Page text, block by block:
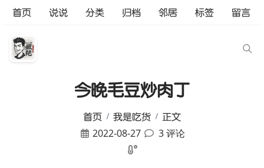
首页 说说 分类 归档 邻居 标签 留言
今晚毛豆炒肉丁
首页 我是吃货 正文
2022-08-27 3 评论